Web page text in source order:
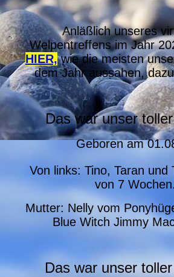
Anläßlich unseres
Welpentreffens im Jahr
HIER,wie die meisten
dem Jahr aussahen,
Das war unser
Geboren am
Von links: Tino, Taran und
von 7 Wochen.
Mutter: Nelly vom
Blue Witch Jimmy
Das war unser